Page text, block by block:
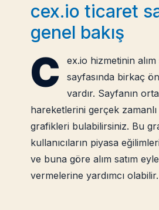
cex.io ticaret
genel bakış
C
ex.io hizmetinin alım
sayfasında birkaç
vardır. Sayfanın
hareketlerini gerçek
grafikleri bulabilirsiniz. Bu
kullanıcıların piyasa
ve buna göre alım satım
vermelerine yardımcı olabilir.